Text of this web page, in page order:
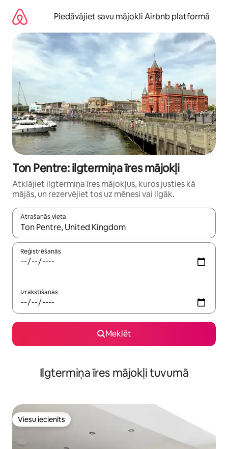
Piedāvājiet savu mājokli Airbnb platformā
Ton Pentre: ilgtermiņa īres mājokļi
Atklājiet ilgtermiņa īres mājokļus, kuros justies kā
mājās, un rezervējiet tos uz mēnesi vai ilgāk.
Atrašanās vieta
Kad rezultāti kļūs pieejami, izmantojiet bultiņu uz augšu un
Reģistrēšanās
Izrakstīšanās
Meklēt
Ilgtermiņa īres mājokļi tuvumā
Viesu iecienīts
Viesu iecienīts